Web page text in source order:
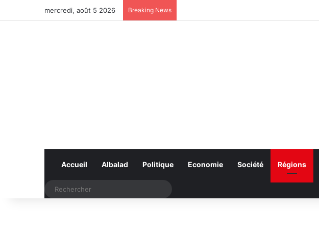
mercredi, août 5 2026 Breaking News
Accueil Albalad Politique Economie Société Régions